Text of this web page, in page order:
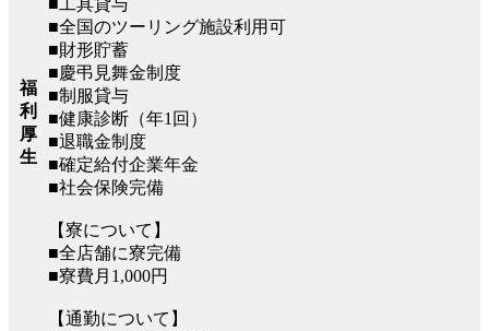
福
利
厚
生
■工具貸与
■全国のツーリング施設利用可
■財形貯蓄
■慶弔見舞金制度
■制服貸与
■健康診断（年1回）
■退職金制度
■確定給付企業年金
■社会保険完備
【寮について】
■全店舗に寮完備
■寮費月1,000円
【通勤について】